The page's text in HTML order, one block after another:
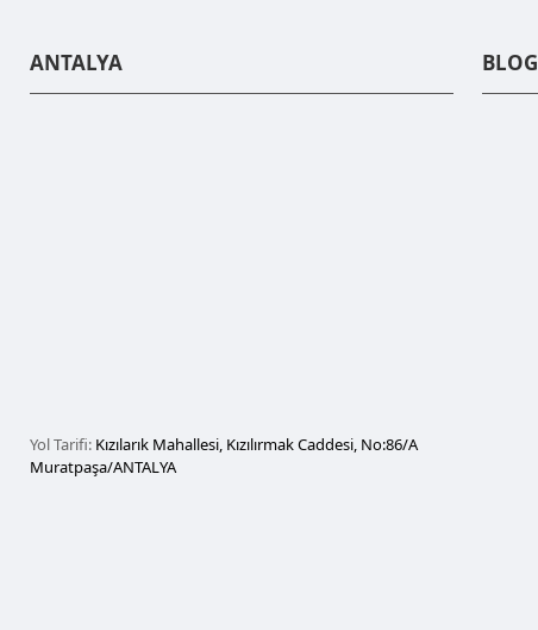
ANTALYA
Yol Tarifi: Kızılarık Mahallesi, Kızılırmak Caddesi, No:86/A
Muratpaşa/ANTALYA
BLOG